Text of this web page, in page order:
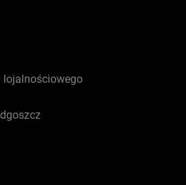
lojalnościowego